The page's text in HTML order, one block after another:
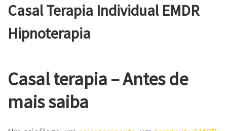
Casal Terapia Individual EMDR
Hipnoterapia
Casal terapia – Antes de
mais saiba